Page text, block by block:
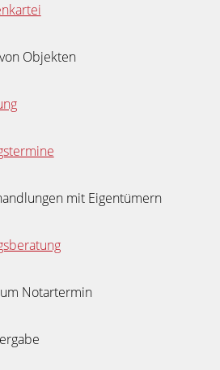
Objekten
mit Eigentümern
Notartermin